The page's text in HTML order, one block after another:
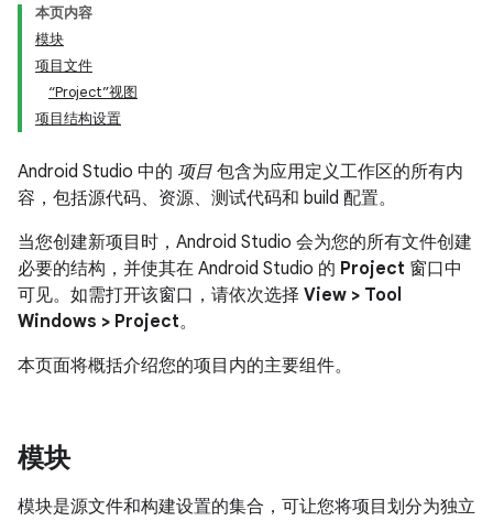
本页内容
模块
项目文件
“Project”视图
项目结构设置
Android Studio 中的 项目 包含为应用定义工作区的所有内
容，包括源代码、资源、测试代码和 build 配置。
当您创建新项目时，Android Studio 会为您的所有文件创建
必要的结构，并使其在 Android Studio 的 Project 窗口中
可见。如需打开该窗口，请依次选择 View > Tool
Windows > Project。
本页面将概括介绍您的项目内的主要组件。
模块
模块是源文件和构建设置的集合，可让您将项目划分为独立